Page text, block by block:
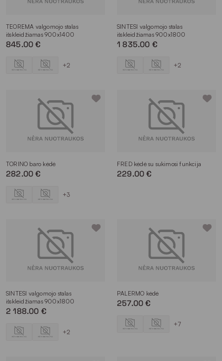
TEOREMA valgomojo stalas
išskleidžiamas 900x1400
845.00 €
+2
SINTESI valgomojo stalas
išskleidžiamas 900x1800
1 835.00 €
+2
TORINO baro kėdė
282.00 €
+3
FRED kėdė su sukimosi funkcija
229.00 €
SINTESI valgomojo stalas
išskleidžiamas 900x1800
2 188.00 €
+2
PALERMO kėdė
257.00 €
+7